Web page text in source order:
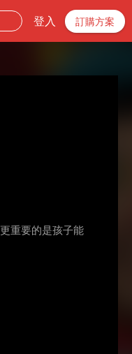
登入 訂購方案
重要的是孩子能